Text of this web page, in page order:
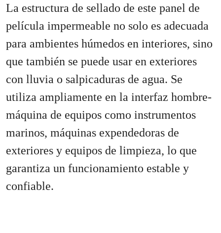
La estructura de sellado de este panel de
película impermeable no solo es adecuada
para ambientes húmedos en interiores, sino
que también se puede usar en exteriores
con lluvia o salpicaduras de agua. Se
utiliza ampliamente en la interfaz hombre-
máquina de equipos como instrumentos
marinos, máquinas expendedoras de
exteriores y equipos de limpieza, lo que
garantiza un funcionamiento estable y
confiable.